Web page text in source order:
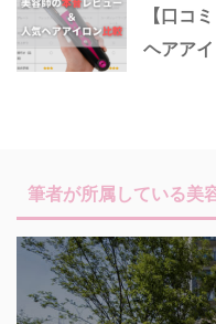
【口コ
ヘアア
筆者が所属している美